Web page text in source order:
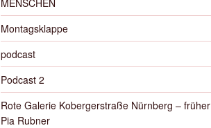
MENSCHEN
Montagsklappe
podcast
Podcast 2
Rote Galerie Kobergerstraße Nürnberg – früher
Pia Rubner